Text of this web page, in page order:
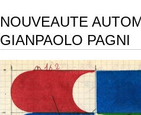
NOUVEAUTE
GIANPAOLO PAGNI